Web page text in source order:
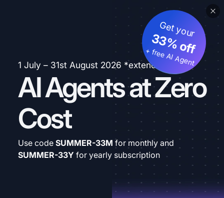
1 July – 31st August 2026 *extended
AI Agents at Zero
Cost
Get your
33% off
+ free AI Agent
Use code SUMMER-33M for monthly and
SUMMER-33Y for yearly subscription